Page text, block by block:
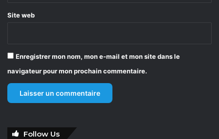
Site web
Enregistrer mon nom, mon e-mail et mon site dans le
navigateur pour mon prochain commentaire.
Follow Us